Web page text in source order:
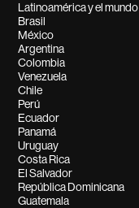
Latinoamérica y el mundo
Brasil
México
Argentina
Colombia
Venezuela
Chile
Perú
Ecuador
Panamá
Uruguay
Costa Rica
El Salvador
República Dominicana
Guatemala